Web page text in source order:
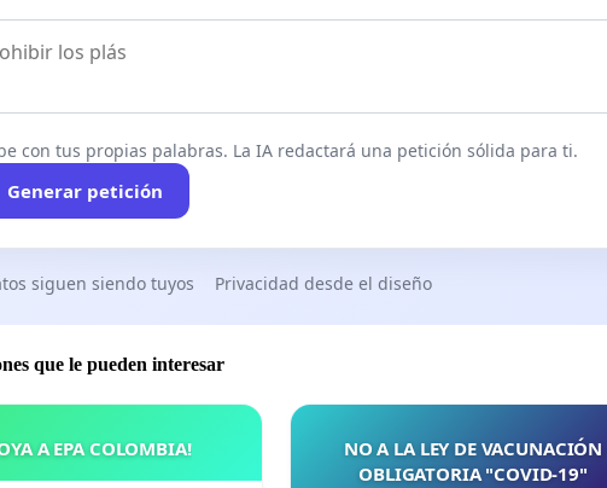
con tus propias palabras. La IA redactará una petición sólida para ti.
Generar petición
siguen siendo tuyos Privacidad desde el diseño
que le pueden interesar
A EPA COLOMBIA!
NO A LA LEY DE VACUNACIÓN
OBLIGATORIA "COVID-19"